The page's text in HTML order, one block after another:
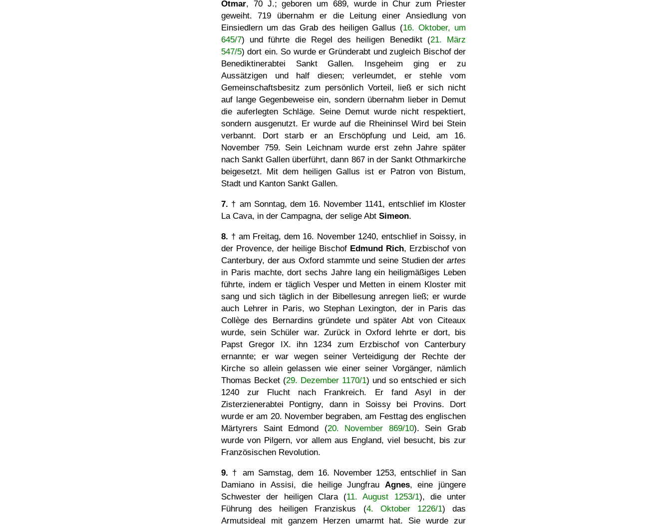
Otmar, 70 J.; geboren um 689, wurde in Chur zum Priester
geweiht. 719 übernahm er die Leitung einer Ansiedlung von
Einsiedlern um das Grab des heiligen Gallus (16. Oktober, um
645/7) und führte die Regel des heiligen Benedikt (21. März
547/5) dort ein. So wurde er Gründerabt und zugleich Bischof der
Benediktinerabtei Sankt Gallen. Insgeheim ging er zu
Aussätzigen und half diesen; verleumdet, er stehle vom
Gemeinschaftsbesitz zum persönlich Vorteil, ließ er sich nicht
auf lange Gegenbeweise ein, sondern übernahm lieber in Demut
die auferlegten Schläge. Seine Demut wurde nicht respektiert,
sondern ausgenutzt. Er wurde auf die Rheininsel Wird bei Stein
verbannt. Dort starb er an Erschöpfung und Leid, am 16.
November 759. Sein Leichnam wurde erst zehn Jahre später
nach Sankt Gallen überführt, dann 867 in der Sankt Othmarkirche
beigesetzt. Mit dem heiligen Gallus ist er Patron von Bistum,
Stadt und Kanton Sankt Gallen.
7. † am Sonntag, dem 16. November 1141, entschlief im Kloster
La Cava, in der Campagna, der selige Abt Simeon.
8. † am Freitag, dem 16. November 1240, entschlief in Soissy, in
der Provence, der heilige Bischof Edmund Rich, Erzbischof von
Canterbury, der aus Oxford stammte und seine Studien der artes
in Paris machte, dort sechs Jahre lang ein heiligmäßiges Leben
führte, indem er täglich Vesper und Metten in einem Kloster mit
sang und sich täglich in der Bibellesung anregen ließ; er wurde
auch Lehrer in Paris, wo Stephan Lexington, der in Paris das
Collège des Bernardins gründete und später Abt von Citeaux
wurde, sein Schüler war. Zurück in Oxford lehrte er dort, bis
Papst Gregor IX. ihn 1234 zum Erzbischof von Canterbury
ernannte; er war wegen seiner Verteidigung der Rechte der
Kirche so allein gelassen wie einer seiner Vorgänger, nämlich
Thomas Becket (29. Dezember 1170/1) und so entschied er sich
1240 zur Flucht nach Frankreich. Er fand Asyl in der
Zisterzienerabtei Pontigny, dann in Soissy bei Provins. Dort
wurde er am 20. November begraben, am Festtag des englischen
Märtyrers Saint Edmond (20. November 869/10). Sein Grab
wurde von Pilgern, vor allem aus England, viel besucht, bis zur
Französischen Revolution.
9. † am Samstag, dem 16. November 1253, entschlief in San
Damiano in Assisi, die heilige Jungfrau Agnes, eine jüngere
Schwester der heiligen Clara (11. August 1253/1), die unter
Führung des heiligen Franziskus (4. Oktober 1226/1) das
Armutsideal mit ganzem Herzen umarmt hat. Sie wurde zur